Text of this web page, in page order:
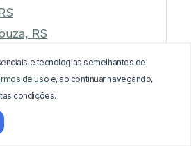
RS
RS
e tecnologias semelhantes de
de uso e, ao continuar navegando,
condições.